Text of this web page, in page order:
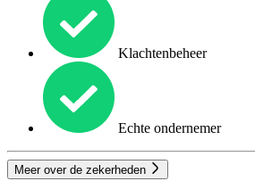
Klachtenbeheer
Echte ondernemer
Meer over de zekerheden